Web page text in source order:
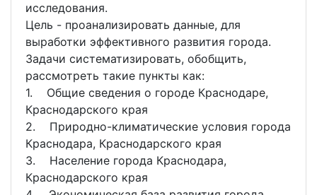
исследования.
Цель - проанализировать данные, для
выработки эффективного развития города.
Задачи систематизировать, обобщить,
рассмотреть такие пункты как:
1. Общие сведения о городе Краснодаре,
Краснодарского края
2. Природно-климатические условия города
Краснодара, Краснодарского края
3. Население города Краснодара,
Краснодарского края